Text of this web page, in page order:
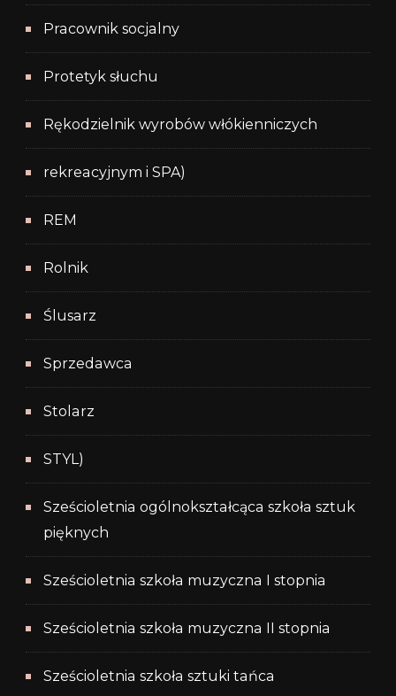
Pracownik socjalny
Protetyk słuchu
Rękodzielnik wyrobów włókienniczych
rekreacyjnym i SPA)
REM
Rolnik
Ślusarz
Sprzedawca
Stolarz
STYL)
Sześcioletnia ogólnokształcąca szkoła sztuk
pięknych
Sześcioletnia szkoła muzyczna I stopnia
Sześcioletnia szkoła muzyczna II stopnia
Sześcioletnia szkoła sztuki tańca